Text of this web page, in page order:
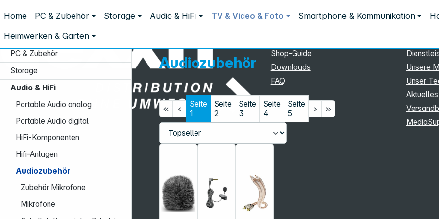
Home PC & Zubehör Storage Audio & HiFi TV & Video & Foto Smartphone & Kommunikation
Heimwerken & Garten
Audio & HiFi Audiozubehör
PC & Zubehör
Storage
Audio & HiFi
Portable Audio analog
Portable Audio digital
HiFi-Komponenten
Hifi-Anlagen
Audiozubehör
Zubehör Mikrofone
Mikrofone
Audiozubehör
Seite
1
Seite
2
Seite
3
Seite
4
Seite
5
Service-Hotline:
+49 931 9708–496
Mo. - Fr.: 08:00 - 17:00 Uhr
Shop-Guide
Downloads
FAQ
Unsere
Unser